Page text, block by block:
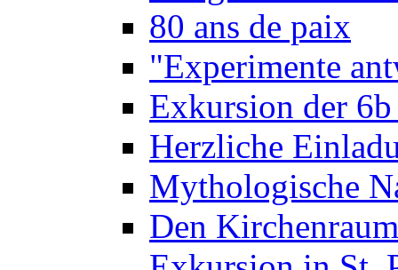
80 ans de paix
"Experimente
Exkursion der
Herzliche
Mythologische
Den